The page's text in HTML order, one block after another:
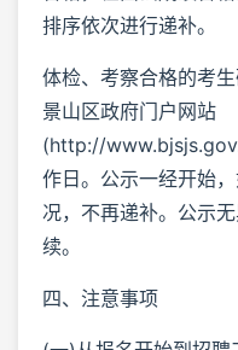
排序依次进行递补。
体检、考察合格的考
景山区政府门户网站
(http://
作日。公示一经开始
况，不再递补。公示
续。
四、注意事项